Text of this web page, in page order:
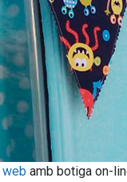
web amb botiga on-